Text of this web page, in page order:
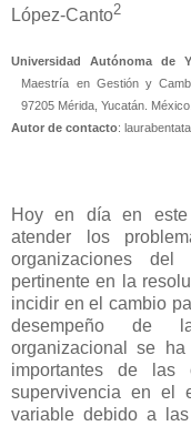
López-Canto2
Universidad Autónoma de
Maestría en Gestión y
97205 Mérida, Yucatán.
Autor de contacto:
Hoy en día en este
atender los
organizaciones
pertinente en la
incidir en el cambio
desempeño de
organizacional se
importantes de las
supervivencia en el
variable debido a